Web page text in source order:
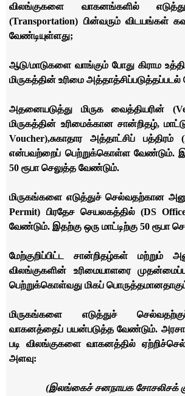
விலங்குகளை வாகனங்களில்
(Transportation) பின்வரும் விடயங்கள்
வேண்டியுள்ளது;
ஆடு/மாடுகளை வாங்கும் போது கிராம
மிருகத்தின் உரிமை
அதனையடுத்து மிருக வைத்தியரின்
மிருகத்தின் உரிமைக்கான சான்றிதழ்,
Voucher),சுகாதார அத்தாட்சிப் பத்திரம்
என்பவற்றைப் பெற்றுக்கொள்ள வேண்டும்.
50 ரூபா செலுத்த வேண்டும்.
மிருகங்களை எடுத்துச் செல்வதற்கான
Permit) பிரதேச செயலகத்தில் (DS
வேண்டும். இதற்கு ஒரு மாட்டிற்கு 50 ரூபா
மேற்குறிப்பிட்ட சான்றிதழ்கள் மற்றும்
விலங்குகளின் உரிமையாளரை
பெற்றுக்கொள்வது மிகப்
மிருகங்களை எடுத்துச்
வாகனத்தைப் பயன்படுத்த வேண்டும்.
படி விலங்குகளை வாகனத்தில்
அளவு:
(இலங்கைச் சனநாயக சோசலிசக்